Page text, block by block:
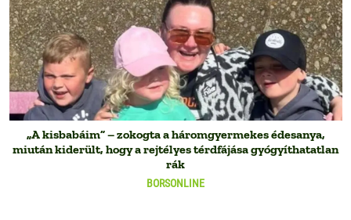
BORSONLINE
„A kisbabáim” – zokogta a háromgyermekes édesanya,
miután kiderült, hogy a rejtélyes térdfájása gyógyíthatatlan
rák